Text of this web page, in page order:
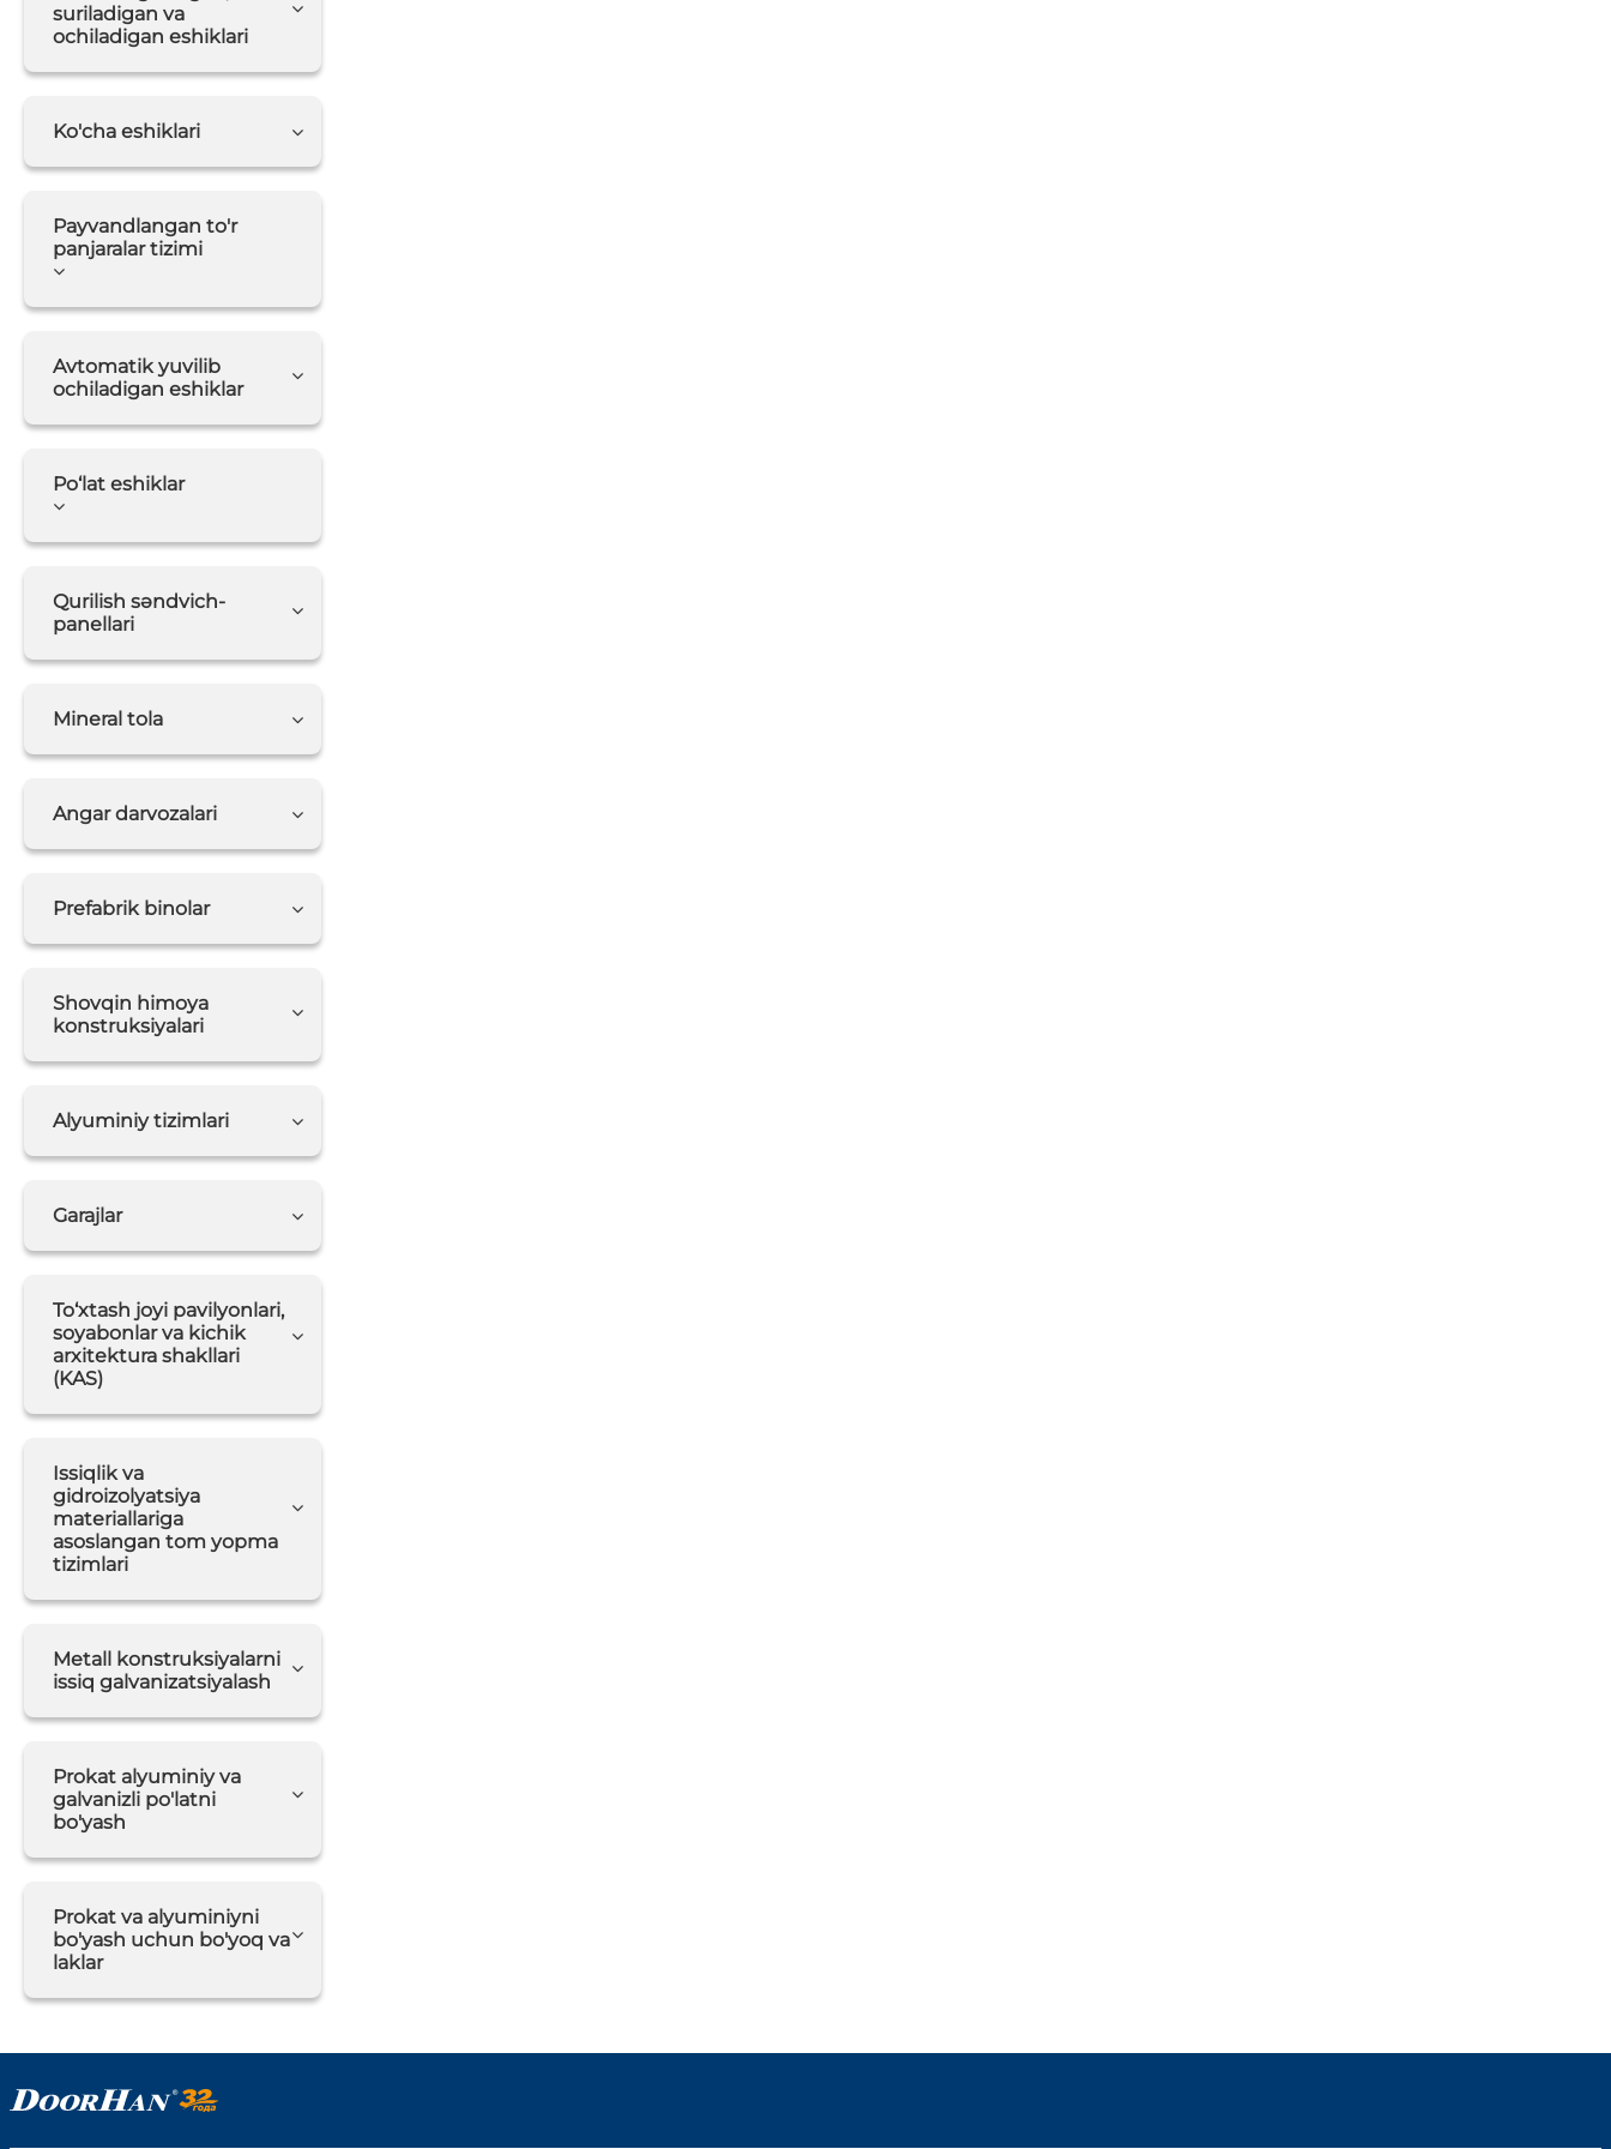
suriladigan va
ochiladigan eshiklari
Ko'cha eshiklari
Payvandlangan to'r
panjaralar tizimi
Avtomatik yuvilib
ochiladigan eshiklar
Po‘lat eshiklar
Qurilish səndvich-
panellari
Mineral tola
Angar darvozalari
Prefabrik binolar
Shovqin himoya
konstruksiyalari
Alyuminiy tizimlari
Garajlar
To‘xtash joyi pavilyonlari,
soyabonlar va kichik
arxitektura shakllari
(KAS)
Issiqlik va
gidroizolyatsiya
materiallariga
asoslangan tom yopma
tizimlari
Metall konstruksiyalarni
issiq galvanizatsiyalash
Prokat alyuminiy va
galvanizli po'latni
bo'yash
Prokat va alyuminiyni
bo'yash uchun bo'yoq va
laklar